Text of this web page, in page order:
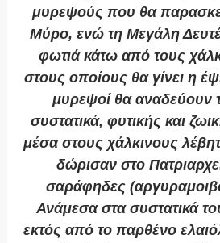
μυρεψούς που θα
Μύρο, ενώ τη Μεγάλη
φωτιά κάτω από τους
στους οποίους θα γίνει η
μυρεψοί θα αναδεύουν
συστατικά, φυτικής και
μέσα στους χάλκινους
δώρισαν στο
σαράφηδες
Ανάμεσα στα συστατικά
εκτός από το παρθένο